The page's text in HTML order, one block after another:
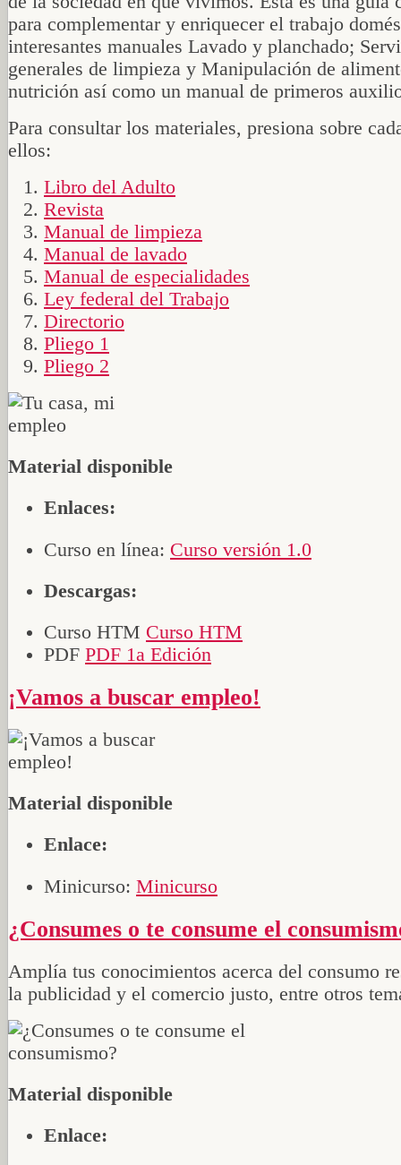
para complementar y enriquecer el trabajo
interesantes manuales Lavado y planchado;
generales de limpieza y Manipulación de
nutrición así como un manual de primeros
Para consultar los materiales, presiona sobre
ellos:
Libro del Adulto
Revista
Manual de limpieza
Manual de lavado
Manual de especialidades
Ley federal del Trabajo
Directorio
Pliego 1
Pliego 2
Material disponible
Enlaces:
Curso en línea: Curso versión 1.0
Descargas:
Curso HTM Curso HTM
PDF PDF 1a Edición
¡Vamos a buscar empleo!
Material disponible
Enlace:
Minicurso: Minicurso
¿Consumes o te consume el
Amplía tus conocimientos acerca del consumo
la publicidad y el comercio justo, entre otros
Material disponible
Enlace: